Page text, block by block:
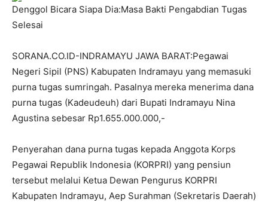
Denggol Bicara Siapa Dia:Masa Bakti Pengabdian Tugas
Selesai
SORANA.CO.ID-INDRAMAYU JAWA BARAT:Pegawai
Negeri Sipil (PNS) Kabupaten Indramayu yang memasuki
purna tugas sumringah. Pasalnya mereka menerima dana
purna tugas (Kadeudeuh) dari Bupati Indramayu Nina
Agustina sebesar Rp1.655.000.000,-
Penyerahan dana purna tugas kepada Anggota Korps
Pegawai Republik Indonesia (KORPRI) yang pensiun
tersebut melalui Ketua Dewan Pengurus KORPRI
Kabupaten Indramayu, Aep Surahman (Sekretaris Daerah)